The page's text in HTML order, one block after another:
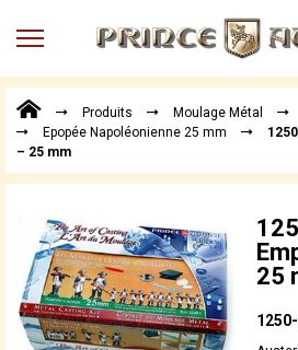
MENU
Points
de
Conseil
Téléchargements
Techniques,
trucs et
astuces
Produits Moulage Métal
Epopée Napoléonienne 25 mm
– 25 mm
25